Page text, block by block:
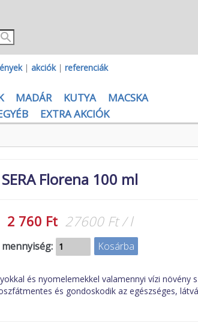
| akciók| referenciák
MADÁR KUTYA
MACSKA
EXTRA AKCIÓK
SERA Florena 100 ml
2 760 Ft 27600 Ft / l
mennyiség:
és nyomelemekkel valamennyi vízi növény
és gondoskodik az egészséges,